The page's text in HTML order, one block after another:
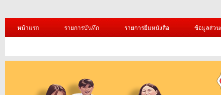
หน้าแรก รายการบันทึก รายการยืมหนังสือ ข้อมูลส่ว